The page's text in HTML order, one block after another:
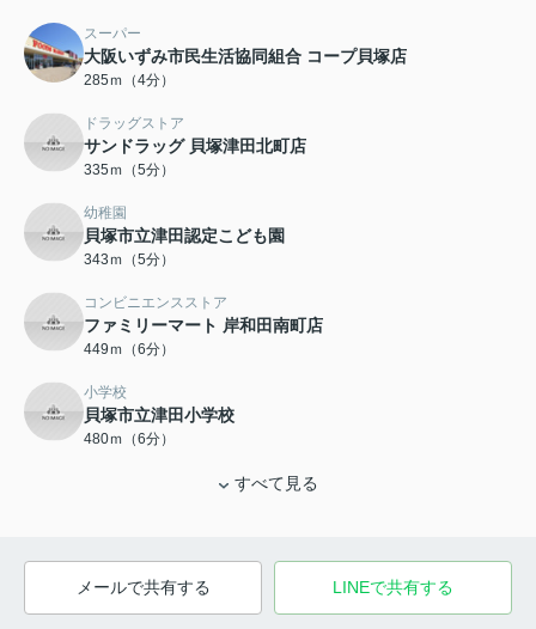
スーパー
大阪いずみ市民生活協同組合 コープ貝塚店
285ｍ（4分）
ドラッグストア
サンドラッグ 貝塚津田北町店
335ｍ（5分）
幼稚園
貝塚市立津田認定こども園
343ｍ（5分）
コンビニエンスストア
ファミリーマート 岸和田南町店
449ｍ（6分）
小学校
貝塚市立津田小学校
480ｍ（6分）
すべて見る
メールで共有する LINEで共有する